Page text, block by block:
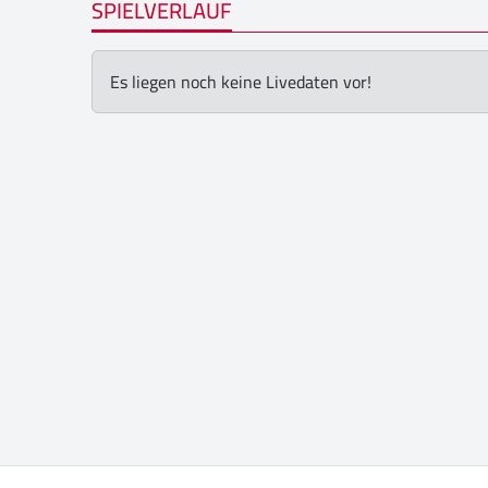
SPIELVERLAUF
Es liegen noch keine Livedaten vor!